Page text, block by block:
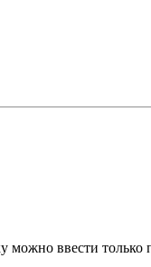
ввести